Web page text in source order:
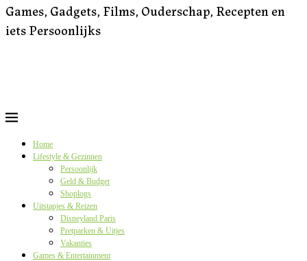
Games, Gadgets, Films, Ouderschap, Recepten en
iets Persoonlijks
Home
Lifestyle & Gezinnen
Persoonlijk
Geld & Budget
Shoplogs
Uitstapjes & Reizen
Disneyland Paris
Pretparken & Uitjes
Vakanties
Games & Entertainment